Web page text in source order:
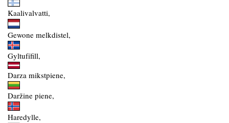
Kaalivalvatti,
Gewone melkdistel,
Gyltufífill,
Darza mikstpiene,
Daržine piene,
Haredylle,